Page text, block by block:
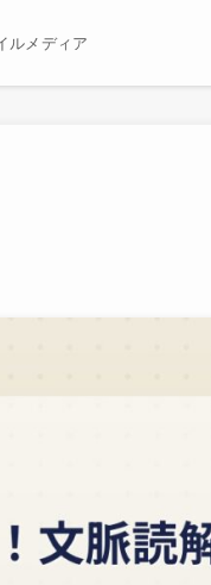
ルメディア